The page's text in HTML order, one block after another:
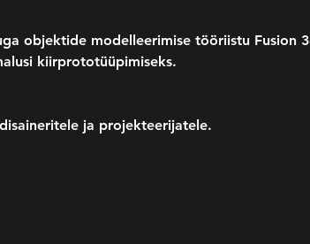
objektide modelleerimise tööriistu Fusion
kiirprototüüpimiseks.
ja projekteerijatele.